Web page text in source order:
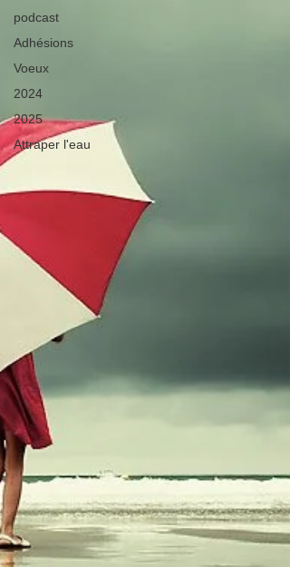
podcast
Adhésions
Voeux
2024
2025
Attraper l'eau